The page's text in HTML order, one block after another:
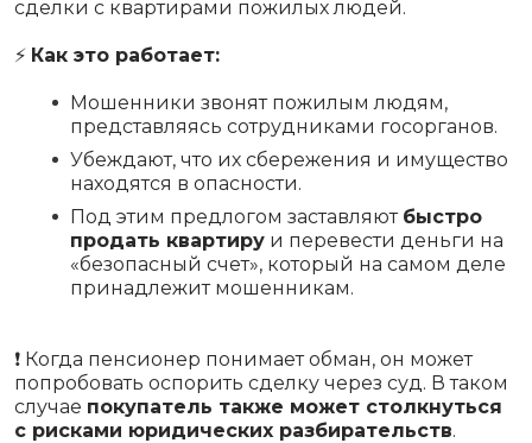
сделки с квартирами пожилых людей.
⚡ Как это работает:
Мошенники звонят пожилым людям,
представляясь сотрудниками госорганов.
Убеждают, что их сбережения и имущество
находятся в опасности.
Под этим предлогом заставляют быстро
продать квартиру и перевести деньги на
«безопасный счет», который на самом деле
принадлежит мошенникам.
❗ Когда пенсионер понимает обман, он может
попробовать оспорить сделку через суд. В таком
случае покупатель также может столкнуться
с рисками юридических разбирательств.